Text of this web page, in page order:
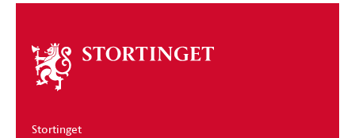
Om
stortinget
Stortinget